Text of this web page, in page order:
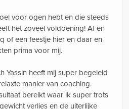
voor ogen hebt en die steeds
het zoveel voldoening! Af en
of een feestje hier en daar en
prima voor mij.
Yassin heeft mij super begeleid
manier van coaching.
bereikt waar ik super trots
verlies en de uiterlijke